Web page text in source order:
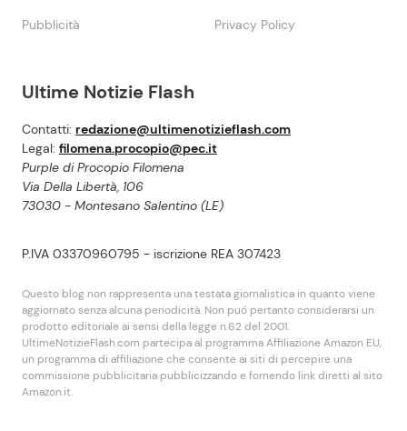
Ultime Notizie Flash
Contatti: redazione@ultimenotizieflash.com
Legal: filomena.procopio@pec.it
Purple di Procopio Filomena
Via Della Libertà, 106
73030 - Montesano Salentino (LE)
P.IVA 03370960795 - iscrizione REA 307423
Questo blog non rappresenta una testata giornalistica in quanto viene
aggiornato senza alcuna periodicità. Non puó pertanto considerarsi un
prodotto editoriale ai sensi della legge n.62 del 2001.
UltimeNotizieFlash.com partecipa al programma Affiliazione Amazon EU,
un programma di affiliazione che consente ai siti di percepire una
commissione pubblicitaria pubblicizzando e fornendo link diretti al sito
Amazon.it.
Pubblicità Privacy Policy